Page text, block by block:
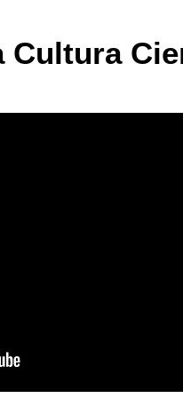
Cultura